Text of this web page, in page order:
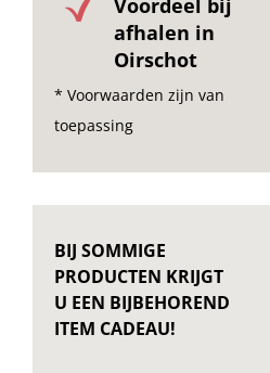
Voordeel bij
afhalen in
Oirschot
* Voorwaarden zijn van
toepassing
BIJ SOMMIGE
PRODUCTEN KRIJGT
U EEN BIJBEHOREND
ITEM CADEAU!